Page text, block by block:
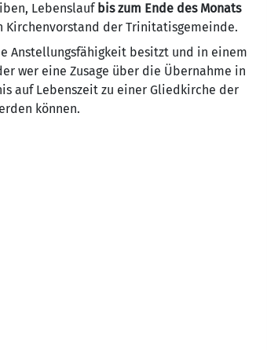
Lebenslauf bis zum Ende des Monats
Kirchenvorstand der Trinitatisgemeinde.
Anstellungsfähigkeit besitzt und in einem
wer eine Zusage über die Übernahme in
auf Lebenszeit zu einer Gliedkirche der
können.